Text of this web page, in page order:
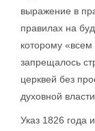
выражение в
правилах на
которому
запрещалось
церквей без
духовной власти.
Указ 1826 года